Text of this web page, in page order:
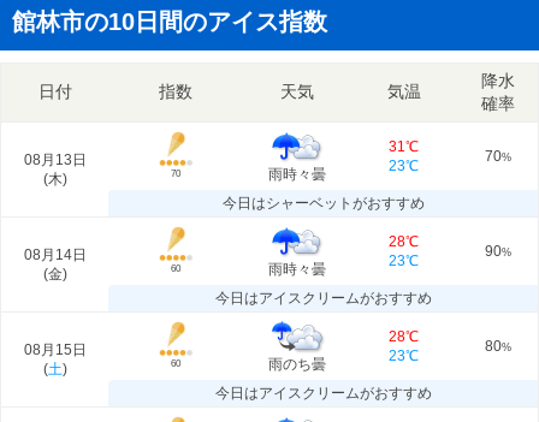
館林市の10日間のアイス指数
日付 指数 天気 気温
降水
確率
08月13日
(木) 70 雨時々曇
31℃
23℃
70%
今日はシャーベットがおすすめ
08月14日
(金) 60 雨時々曇
28℃
23℃
90%
今日はアイスクリームがおすすめ
08月15日
(土) 60 雨のち曇
28℃
23℃
80%
今日はアイスクリームがおすすめ